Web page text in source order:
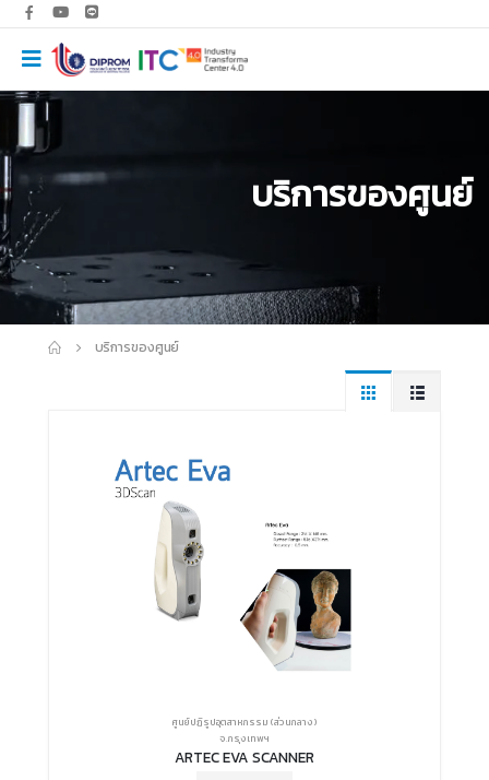
บริการของศูนย์
บริการของศูนย์
ศูนย์ปฏิรูปอุตสาหกรรม (ส่วนกลาง)
จ.กรุงเทพฯ
ARTEC EVA SCANNER